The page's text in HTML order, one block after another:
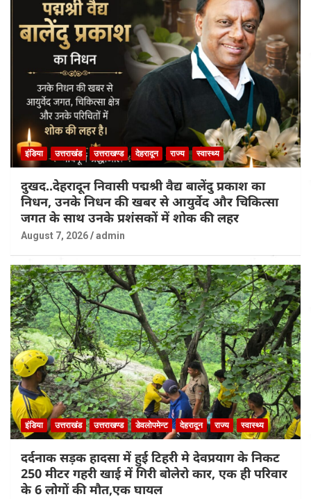
इंडिया उत्तराखंड उत्तराखण्ड देहरादून राज्य स्वास्थ्य
दुखद..देहरादून निवासी पद्मश्री वैद्य बालेंदु प्रकाश का
निधन, उनके निधन की खबर से आयुर्वेद और चिकित्सा
जगत के साथ उनके प्रशंसकों में शोक की लहर
August 7, 2026 admin
इंडिया उत्तराखंड उत्तराखण्ड डेवलोपमेन्ट देहरादून राज्य स्वास्थ्य
दर्दनाक सड़क हादसा में हुई टिहरी मे देवप्रयाग के निकट
250 मीटर गहरी खाई में गिरी बोलेरो कार, एक ही परिवार
के 6 लोगों की मौत,एक घायल